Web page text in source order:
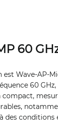
60
Wave-AP-
60
des